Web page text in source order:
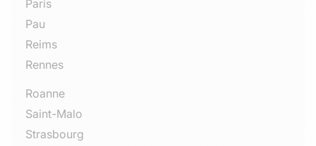
Paris
Pau
Reims
Rennes
Roanne
Saint-Malo
Strasbourg